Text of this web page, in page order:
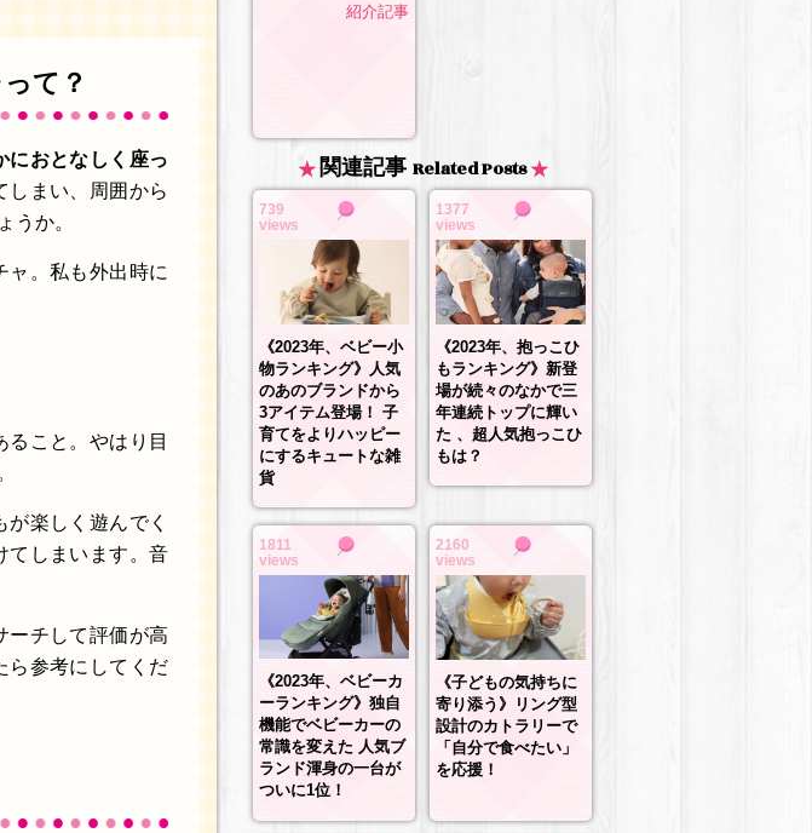
て？
におとなしく座っ
しまい、周囲から
うか。
ャ。私も外出時に
ること。やはり目
楽しく遊んでく
てしまいます。音
ーチして評価が高
ら参考にしてくだ
紹介記事
関連記事 Related Posts
739
views
《2023年、ベビー小
物ランキング》人気
のあのブランドから
3アイテム登場！ 子
育てをよりハッピー
にするキュートな雑
貨
1377
views
《2023年、抱っこひ
もランキング》新登
場が続々のなかで三
年連続トップに輝い
た 、超人気抱っこひ
もは？
1811
views
《2023年、ベビーカ
ーランキング》独自
機能でベビーカーの
常識を変えた 人気ブ
ランド渾身の一台が
ついに1位！
2160
views
《子どもの気持ちに
寄り添う》リング型
設計のカトラリーで
「自分で食べたい」
を応援！